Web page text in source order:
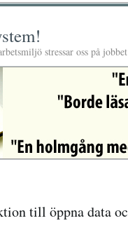
stressar oss på
till öppna data